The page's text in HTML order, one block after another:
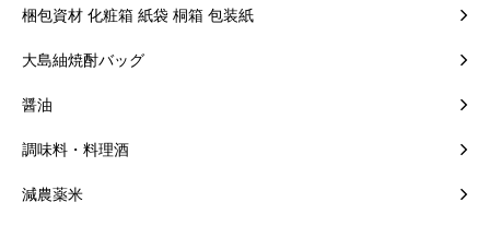
梱包資材 化粧箱 紙袋 桐箱 包装紙
大島紬焼酎バッグ
醤油
調味料・料理酒
減農薬米